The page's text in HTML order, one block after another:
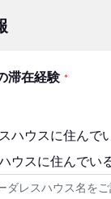
滞在経験 *
ハウスに住んで
ウスに住んでい